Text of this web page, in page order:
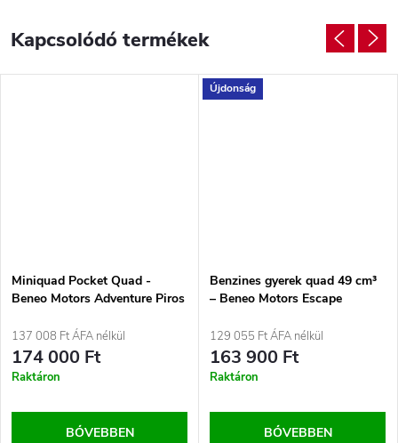
Kapcsolódó termékek
Miniquad Pocket Quad -
Beneo Motors Adventure Piros
137 008 Ft ÁFA nélkül
174 000 Ft
Raktáron
BŐVEBBEN
Újdonság
Benzines gyerek quad 49 cm³
– Beneo Motors Escape
129 055 Ft ÁFA nélkül
163 900 Ft
Raktáron
BŐVEBBEN